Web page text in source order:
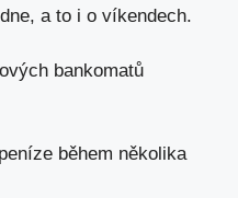
a to i o víkendech.
bankomatů⁤
během⁣ několika